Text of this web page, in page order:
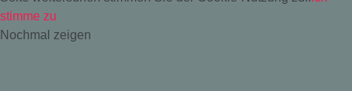
stimme zu
Nochmal zeigen